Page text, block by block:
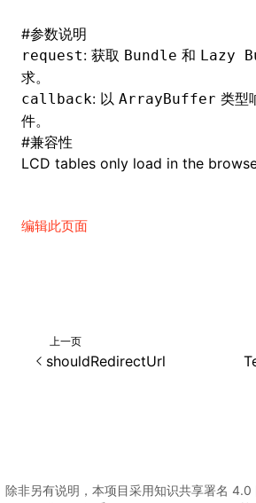
#参数说明
request: 获取 Bundle 和 Lazy
求。
callback: 以 ArrayBuffer 类型
件。
#兼容性
LCD tables only load in the
编辑此页面
上一页
shouldRedirectUrl
除非另有说明，本项目采用知识共享署名 4.0